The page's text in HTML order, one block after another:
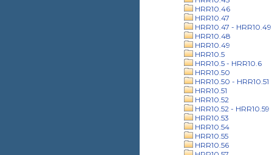
HRR10.46
HRR10.47
HRR10.47 - HRR10.49
HRR10.48
HRR10.49
HRR10.5
HRR10.5 - HRR10.6
HRR10.50
HRR10.50 - HRR10.51
HRR10.51
HRR10.52
HRR10.52 - HRR10.59
HRR10.53
HRR10.54
HRR10.55
HRR10.56